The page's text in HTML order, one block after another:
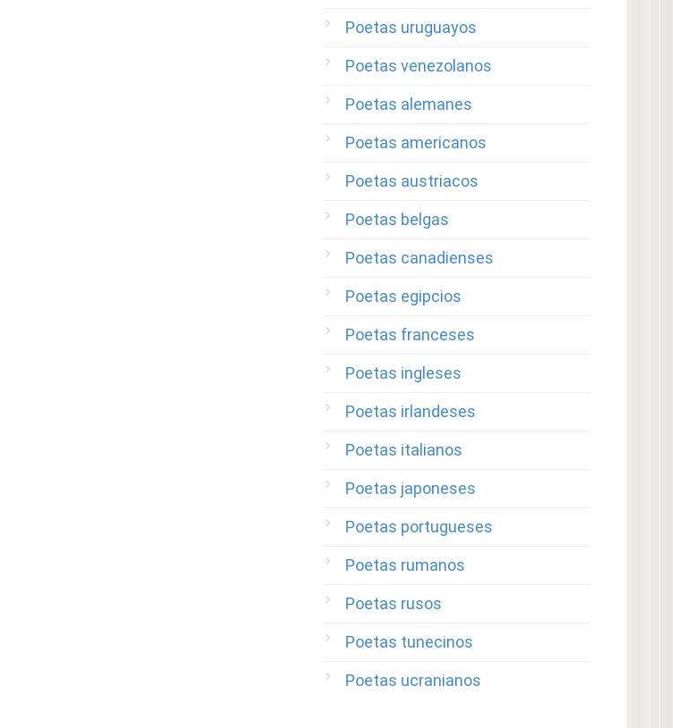
Poetas uruguayos
Poetas venezolanos
Poetas alemanes
Poetas americanos
Poetas austriacos
Poetas belgas
Poetas canadienses
Poetas egipcios
Poetas franceses
Poetas ingleses
Poetas irlandeses
Poetas italianos
Poetas japoneses
Poetas portugueses
Poetas rumanos
Poetas rusos
Poetas tunecinos
Poetas ucranianos